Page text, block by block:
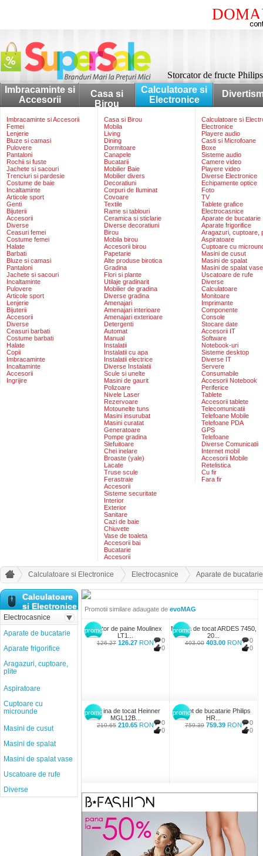
Storcator de fructe
Imbracaminte si
Accesorii
Casa si
Birou
Calculatoare si
Electronice
Imbracaminte si Accesorii
Femei
Lenjerie
Bluze si camasi
Pulovere
Pantaloni
Rochii si fuste
Jachete si sacouri
Trenciuri si pardesie
Costume de baie
Incaltaminte
Articole sport
Genti
Bijuterii
Accesorii
Diverse
Ceasuri femei
Costume femei
Halate
Barbati
Bluze si camasi
Pantaloni
Jachete si sacouri
Incaltaminte
Pulovere
Articole sport
Lenjerie
Bijuterii
Accesorii
Diverse
Ceasuri barbati
Costume barbati
Halate
Copii
Imbracaminte
Incaltaminte
Accesorii
Ingrijire
Casa si Birou
Mobila
Living
Dining
Dormitoare
Canapele
Bucatarii
Mobilier Baie
Mobilier divers
Decoratiuni
Corpuri de Iluminat
Covoare
Textile
Rame si tablouri
Ceramica si sticlarie
Diverse decoratiuni
Birou
Mobila birou
Accesorii birou
Papetarie
Alte produse birotica
Gradina
Flori si plante
Utilaje gradinarit
Mobilier de gradina
Diverse gradina
Amenajari
Amenajari interioare
Amenajari exterioare
Detergenti
Automat
Manual
Instalatii
Instalatii cu apa
Instalatii electrice
Diverse Instalatii
Scule si unelte
Masini de gaurit
Polizoare
Nivele Laser
Rezervoare
Motounelte tuns
Masini insurubat
Masini curatat
Generatoare
Pompe gradina
Slefuitoare
Chei inelare
Broaste (yale)
Lacate
Truse scule
Ferastraie
Accesorii
Sisteme securitate
Interior
Exterior
Sanitare
Cazi de baie
Chiuvete
Vase de toaleta
Accesorii bai
Bucatarie
Accesorii
Calculatoare si
Electronice
Playere audio
Casti si Microfoane
Boxe
Sisteme audio
Camere video
Playere video
Diverse Electronice
Echipamente optice
Foto
TV
Tablete grafice
Electrocasnice
Aparate de bucatarie
Aparate frigorifice
Aragazuri, cuptoare,
Aspiratoare
Cuptoare cu
Masini de cusut
Masini de spalat
Masini de spalat vase
Uscatoare de rufe
Diverse
Calculatoare
Monitoare
Imprimante
Componente
Console
Stocare date
Accesorii IT
Software
Notebook-uri
Sisteme desktop
Diverse IT
Servere
Consumabile
Accesorii Notebook
Periferice
Tablete
Accesorii tablete
Telecomunicatii
Telefoane Mobile
Telefoane PDA
GPS
Telefoane
Diverse Comunicatii
Internet mobil
Accesorii Mobile
Retelistica
Cu fir
Fara fir
Calculatoare si Electronice Electrocasnice Aparate de bucatarie
Promotii similare adaugate de evoMAG
promo
0
0
Prajitor de paine Moulinex
LT1...
126.27 126.27 RON
promo
0
0
Masina de tocat ARDES 7450,
20...
403.00 403.00 RON
promo
0
0
Masina de tocat Heinner
MGL12B...
210.65 210.65 RON
promo
0
0
Robot de bucatarie Philips
HR...
759.39 759.39 RON
Calculatoare
si Electronice
Electrocasnice
Aparate de bucatarie
Aparate frigorifice
Aragazuri, cuptoare,
plite
Aspiratoare
Cuptoare cu
microunde
Masini de cusut
Masini de spalat
Masini de spalat vase
Uscatoare de rufe
Diverse